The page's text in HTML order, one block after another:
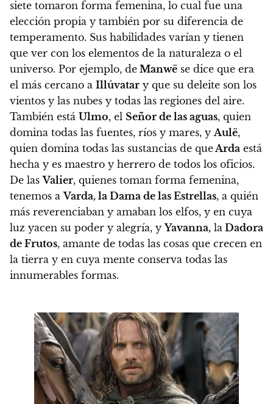
siete tomaron forma femenina, lo cual fue una
elección propia y también por su diferencia de
temperamento. Sus habilidades varían y tienen
que ver con los elementos de la naturaleza o el
universo. Por ejemplo, de Manwë se dice que era
el más cercano a Illúvatar y que su deleite son los
vientos y las nubes y todas las regiones del aire.
También está Ulmo, el Señor de las aguas, quien
domina todas las fuentes, ríos y mares, yAulë,
quien domina todas las sustancias de queArda está
hecha y es maestro y herrero de todos los oficios.
De lasValier, quienes toman forma femenina,
tenemos aVarda, la Dama de las Estrellas, a quién
más reverenciaban y amaban los elfos, y en cuya
luz yacen su poder y alegría, yYavanna, la Dadora
de Frutos, amante de todas las cosas que crecen en
la tierra y en cuya mente conserva todas las
innumerables formas.